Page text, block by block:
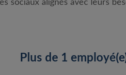
sociaux alignés avec leurs
Plus de 1